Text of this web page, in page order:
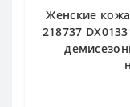
Женские
218737